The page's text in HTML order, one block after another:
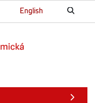
English